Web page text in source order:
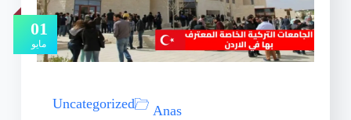
01
مايو
Anas
Uncategorized